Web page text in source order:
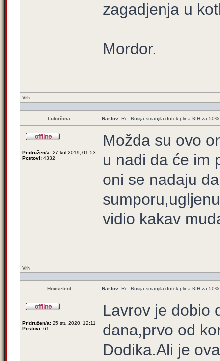
zagadjenja u
Mordor.
Vrh
Lutorčina Naslov: Re: Rusija smanjila dotok plina BIH za 50%
Pridružen/a: 27 kol 2019, 01:53
Postovi: 4332
Možda su ovo
u nadi da će im
oni se nadaju
vidio kakav
Vrh
Housetent Naslov: Re: Rusija smanjila dotok plina BIH za 50%
Pridružen/a: 25 stu 2020, 12:11
Postovi: 61
Lavrov je dobio
dana,prvo od
Dodika.Ali je